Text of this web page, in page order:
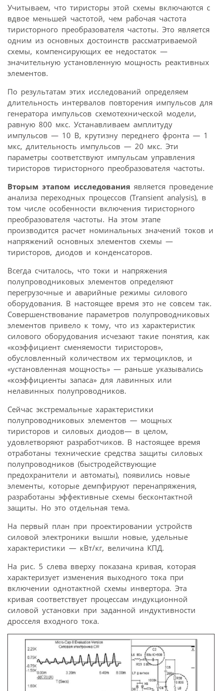
Учитываем, что тиристоры этой схемы включаются с
вдвое меньшей частотой, чем рабочая частота
тиристорного преобразователя частоты. Это является
одним из основных достоинств рассматриваемой
схемы, компенсирующих ее недостаток —
значительную установленную мощность реактивных
элементов.
По результатам этих исследований определяем
длительность интервалов повторения импульсов для
генератора импульсов схемотехнической модели,
равную 800 мкс. Устанавливаем амплитуду
импульсов — 10 В, крутизну переднего фронта — 1
мкс, длительность импульсов — 20 мкс. Эти
параметры соответствуют импульсам управления
тиристоров тиристорного преобразователя частоты.
Вторым этапом исследования является проведение
анализа переходных процессов (Transient analysis), в
том числе особенности включения тиристорного
преобразователя частоты. На этом этапе
производится расчет номинальных значений токов и
напряжений основных элементов схемы —
тиристоров, диодов и конденсаторов.
Всегда считалось, что токи и напряжения
полупроводниковых элементов определяют
перегрузочные и аварийные режимы силового
оборудования. В настоящее время это не совсем так.
Совершенствование параметров полупроводниковых
элементов привело к тому, что из характеристик
силового оборудования исчезают такие понятия, как
«коэффициент сменяемости тиристоров»,
обусловленный количеством их термоциклов, и
«установленная мощность» — раньше указывались
«коэффициенты запаса» для лавинных или
нелавинных полупроводников.
Сейчас экстремальные характеристики
полупроводниковых элементов — мощных
тиристоров и силовых диодов— в целом,
удовлетворяют разработчиков. В настоящее время
отработаны технические средства защиты силовых
полупроводников (быстродействующие
предохранители и автоматы), появились новые
элементы, которые демпфируют перенапряжения,
разработаны эффективные схемы бесконтактной
защиты. Но это отдельная тема.
На первый план при проектировании устройств
силовой электроники вышли новые, удельные
характеристики — кВт/кг, величина КПД.
На рис. 5 слева вверху показана кривая, которая
характеризует изменения выходного тока при
включении однотактной схемы инвертора. Эта
кривая соответствует процессам индукционной
силовой установки при заданной индуктивности
дросселя входного тока.